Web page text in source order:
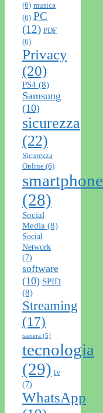
(6) musica
(6) PC
(12) PDF
(6)
Privacy
(20)
PS4 (8)
Samsung
(10)
sicurezza
(22)
Sicurezza
Online (6)
smartphone
(28)
Social
Media (8)
Social
Network
(7)
software
(10) SPID
(8)
Streaming
(17)
tastiera (5)
tecnologia
(29) tv
(7)
WhatsApp